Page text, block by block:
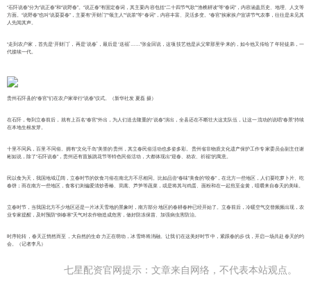
“石阡说春”分为“说正春”和“说野春”。“说正春”有固定春词，其主要内容包括“二十四节气歌”“渔樵耕读”等“春词”，内容涵盖历史、地理、人文等
方面。“说野春”也叫“说耍耍春”，主要有“开财门”“颂主人”“说茶”等“春词”，内容丰富、灵活多变。“春官”挨家挨户宣讲节气农事，往往是未见其
人先闻其声。
“走到农户家，首先是‘开财门’，再是‘说春’，最后是‘送福’……”张金回说，这项技艺他是从父辈那里学来的，如今他又传给了年轻徒弟，一
代接续一代。
贵州石阡县的“春官”们在农户家举行“说春”仪式。（新华社发 夏磊 摄）
在石阡，每到立春前后，就有上百名“春官”外出，为人们送去隆重的“说春”演出，全县还在不断壮大这支队伍，让这一流动的说唱“春景”持续
在本地生根发芽。
十里不同风，百里不同俗。拥有“文化千岛”美誉的贵州，其立春民俗活动也多姿多彩。贵州省非物质文化遗产保护工作专家委员会副主任谢
彬如说，除了“石阡说春”，贵州还有苗族跳花节等特色民俗活动，大都体现出“迎春、劝农、祈福”的寓意。
民以食为天，我国地域辽阔，立春时节的饮食习俗在南北方不尽相同。比如品尝“春味”美食的“咬春”，在北方一些地区，人们要吃萝卜片、吃
春饼；而在南方一些地区，食客们则偏爱清炒香椿、茼蒿、芦笋等蔬菜，或是将其与鸡蛋、面粉和在一起煎至金黄，咀嚼来自春天的美味。
立春时节，当我国北方不少地区还是一片冰天雪地的景象时，南方部分地区的春耕春种已经开始了。立春前后，冷暖空气交替频频出现，农
业专家提醒，及时预防“倒春寒”天气对农作物造成危害，做好防冻保苗、加强病虫害防治。
时序轮转，春天正悄然而至，大自然的生命力正在萌动，冰雪终将消融。让我们在这美好时节中，紧跟春的步伐，开启一场共赴春天的约
会。（记者李凡）
七星配资官网提示：文章来自网络，不代表本站观点。